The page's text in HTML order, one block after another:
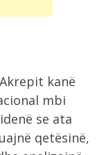
kanë
mbi
se ata
qetësinë,